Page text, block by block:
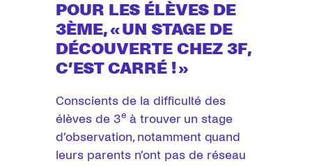
POUR LES ÉLÈVES DE
3ÈME, « UN STAGE DE
DÉCOUVERTE CHEZ 3F,
C’EST CARRÉ ! »
Conscients de la difficulté des
élèves de 3e à trouver un stage
d’observation, notamment quand
leurs parents n’ont pas de réseau